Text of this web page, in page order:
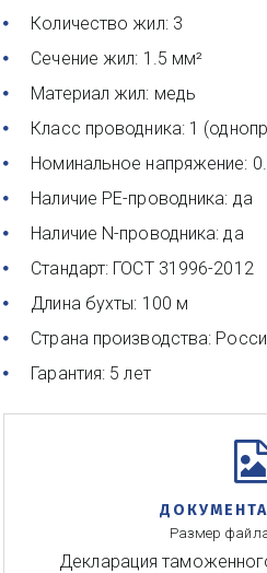
Количество жил: 3
Сечение жил: 1.5 мм²
Материал жил: медь
Класс проводника: 1
Номинальное напряжение:
Наличие PE-проводника: да
Наличие N-проводника: да
Стандарт: ГОСТ 31996-2012
Длина бухты: 100 м
Страна производства:
Гарантия: 5 лет
Размер
Декларация